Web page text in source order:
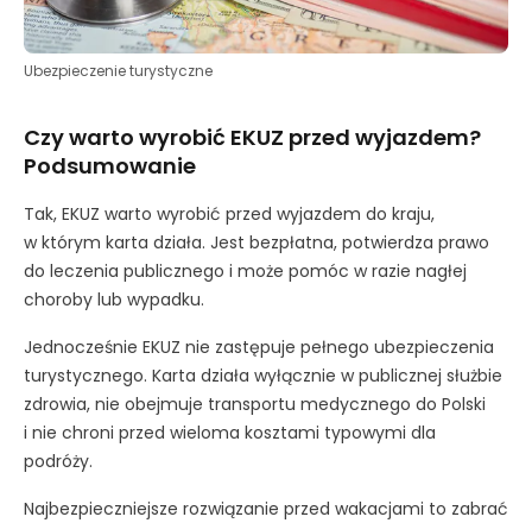
Ubezpieczenie turystyczne
Czy warto wyrobić EKUZ przed wyjazdem?
Podsumowanie
Tak, EKUZ warto wyrobić przed wyjazdem do kraju,
w którym karta działa. Jest bezpłatna, potwierdza prawo
do leczenia publicznego i może pomóc w razie nagłej
choroby lub wypadku.
Jednocześnie EKUZ nie zastępuje pełnego ubezpieczenia
turystycznego. Karta działa wyłącznie w publicznej służbie
zdrowia, nie obejmuje transportu medycznego do Polski
i nie chroni przed wieloma kosztami typowymi dla
podróży.
Najbezpieczniejsze rozwiązanie przed wakacjami to zabrać